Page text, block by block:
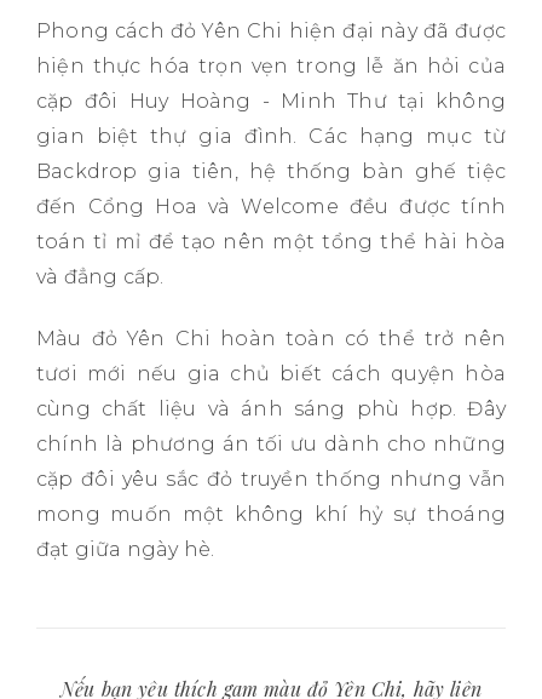
Phong cách đỏ Yên Chi hiện đại này đã được
hiện thực hóa trọn vẹn trong lễ ăn hỏi của
cặp đôi Huy Hoàng - Minh Thư tại không
gian biệt thự gia đình. Các hạng mục từ
Backdrop gia tiên, hệ thống bàn ghế tiệc
đến Cổng Hoa và Welcome đều được tính
toán tỉ mỉ để tạo nên một tổng thể hài hòa
và đẳng cấp.
Màu đỏ Yên Chi hoàn toàn có thể trở nên
tươi mới nếu gia chủ biết cách quyện hòa
cùng chất liệu và ánh sáng phù hợp. Đây
chính là phương án tối ưu dành cho những
cặp đôi yêu sắc đỏ truyền thống nhưng vẫn
mong muốn một không khí hỷ sự thoáng
đạt giữa ngày hè.
Nếu bạn yêu thích gam màu đỏ Yên Chi, hãy liên